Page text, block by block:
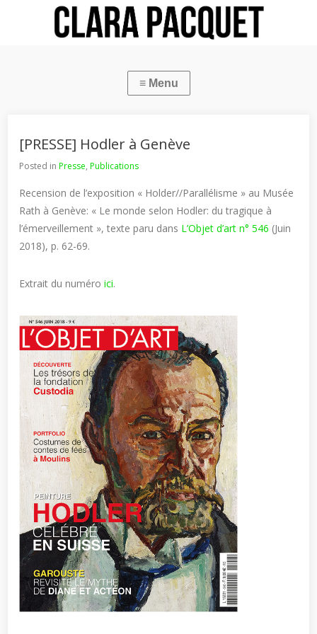
[PRESSE] Hodler à Genève
Posted inPresse,Publications
Recension de l’exposition « Holder//Parallélisme » au Musée
Rath à Genève: « Le monde selon Hodler: du tragique à
l’émerveillement », texte paru dans L’Objet d’art n° 546 (Juin
2018), p. 62-69.
Extrait du numéroici.